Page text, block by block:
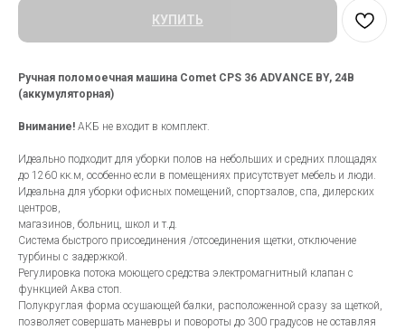
КУПИТЬ
Ручная поломоечная машина Comet CPS 36 ADVANCE BY, 24В
(аккумуляторная)
Внимание! АКБ не входит в комплект.
Идеально подходит для уборки полов на небольших и средних площадях
до 1260 кк.м, особенно если в помещениях присутствует мебель и люди.
Идеальна для уборки офисных помещений, спортзалов, спа, дилерских
центров,
магазинов, больниц, школ и т.д.
Система быстрого присоединения /отсоединения щетки, отключение
турбины с задержкой.
Регулировка потока моющего средства электромагнитный клапан с
функцией Аква стоп.
Полукруглая форма осушающей балки, расположенной сразу за щеткой,
позволяет совершать маневры и повороты до 300 градусов не оставляя